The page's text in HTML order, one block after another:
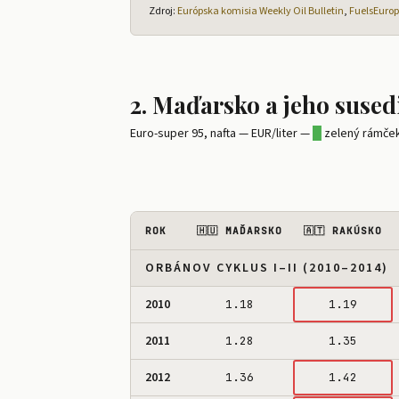
🇷🇴 Rumunsko 1.05
🇸🇰 Slovensko 1.22 1.34
Zdroj: Európska komisia Weekly Oil Bulletin,
2. Maďarsko a jeho
Euro-super 95, nafta — EUR/liter — zelený
ROK 🇭🇺 MAĎARSKO 🇦🇹 RAKÚSKO
ORBÁNOV CYKLUS I–II (2010–2014)
2010 1.18 1.19
2011 1.28 1.35
2012 1.36 1.42